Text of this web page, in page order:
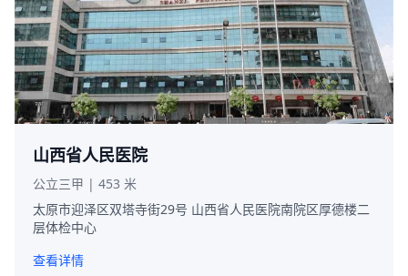
山西省人民医院
公立三甲 | 453 米
太原市迎泽区双塔寺街29号 山西省人民医院南院区厚德楼二
层体检中心
查看详情